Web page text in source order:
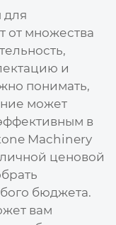
для
от множества
и
понимать,
может
в
Machinery
ценовой
бюджета.
вам